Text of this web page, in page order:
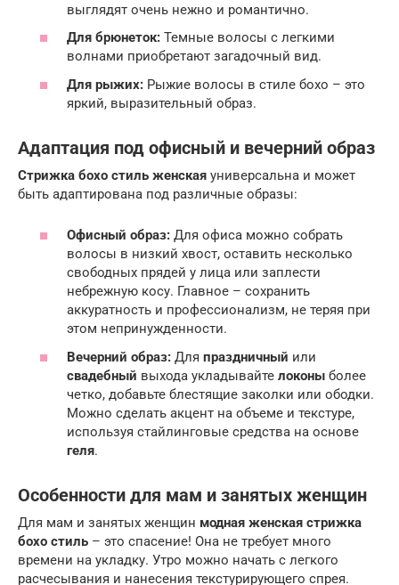
выглядят очень нежно и романтично.
Для брюнеток: Темные волосы с легкими
волнами приобретают загадочный вид.
Для рыжих: Рыжие волосы в стиле бохо – это
яркий, выразительный образ.
Адаптация под офисный и вечерний образ
Стрижка бохо стиль женская универсальна и может
быть адаптирована под различные образы:
Офисный образ: Для офиса можно собрать
волосы в низкий хвост, оставить несколько
свободных прядей у лица или заплести
небрежную косу. Главное – сохранить
аккуратность и профессионализм, не теряя при
этом непринужденности.
Вечерний образ: Для праздничный или
свадебный выхода укладывайте локоны более
четко, добавьте блестящие заколки или ободки.
Можно сделать акцент на объеме и текстуре,
используя стайлинговые средства на основе
геля.
Особенности для мам и занятых женщин
Для мам и занятых женщин модная женская стрижка
бохо стиль – это спасение! Она не требует много
времени на укладку. Утро можно начать с легкого
расчесывания и нанесения текстурирующего спрея.